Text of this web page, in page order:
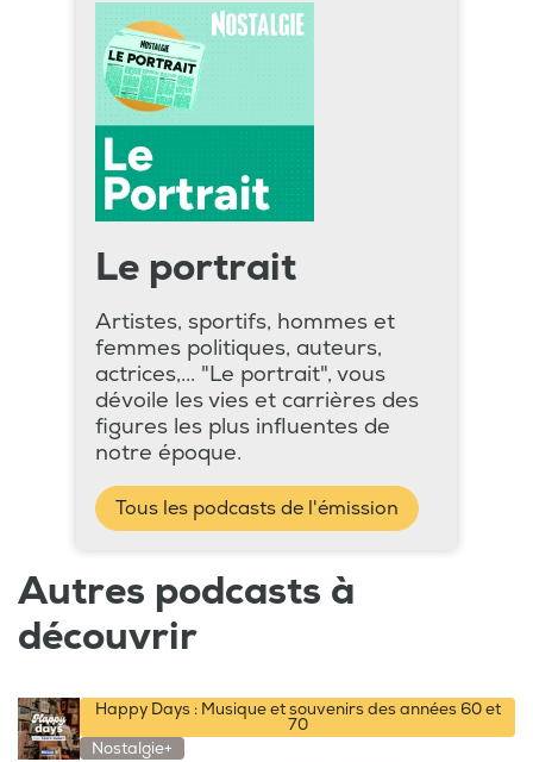
Le portrait
Artistes, sportifs, hommes et
femmes politiques, auteurs,
actrices,... "Le portrait", vous
dévoile les vies et carrières des
figures les plus influentes de
notre époque.
Tous les podcasts de l'émission
Autres podcasts à
découvrir
Happy Days : Musique et souvenirs des années 60 et
70
Nostalgie+